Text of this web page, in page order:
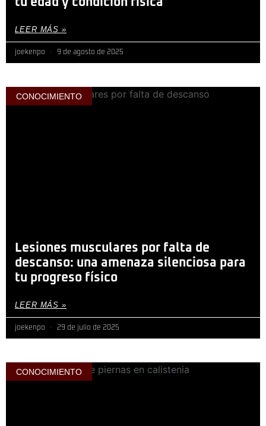
LEER MÁS »
joekenpo 9 de agosto de 2025
CONOCIMIENTO
Lesiones musculares por falta de
descanso: una amenaza silenciosa para
tu progreso físico
LEER MÁS »
joekenpo 29 de julio de 2025
CONOCIMIENTO